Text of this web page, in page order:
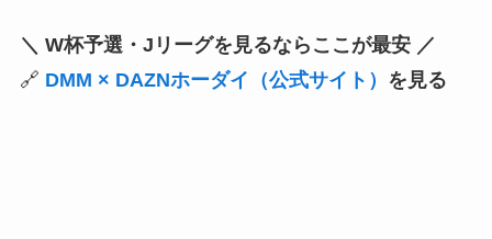
＼ W杯予選・Jリーグを見るならここが最安 ／
🔗 DMM × DAZNホーダイ（公式サイト） を見る